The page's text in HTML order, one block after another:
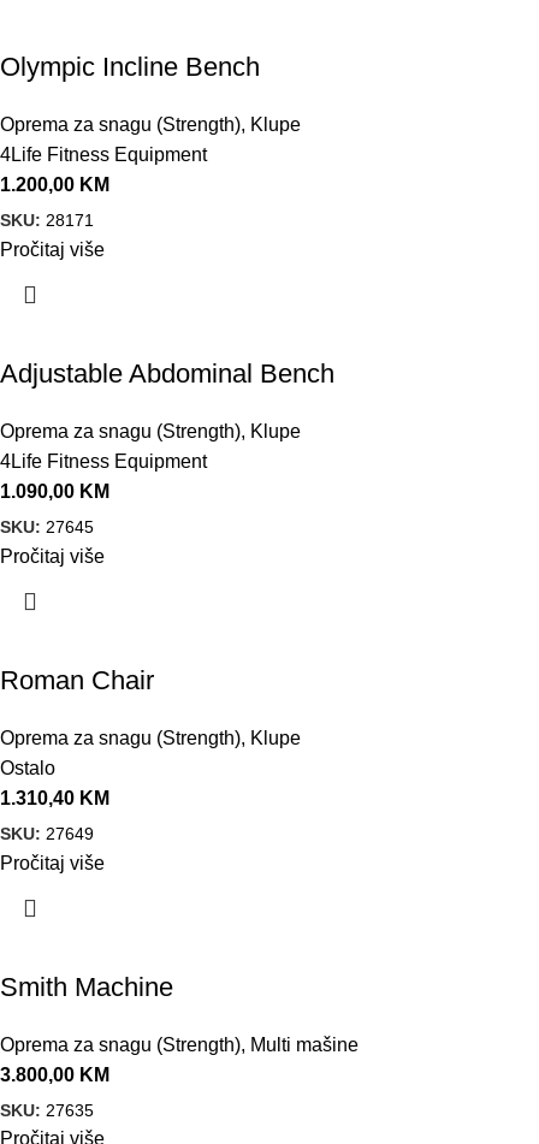
Olympic Incline Bench
Oprema za snagu (Strength), Klupe
4Life Fitness Equipment
1.200,00 KM
SKU: 28171
Pročitaj više
Adjustable Abdominal Bench
Oprema za snagu (Strength), Klupe
4Life Fitness Equipment
1.090,00 KM
SKU: 27645
Pročitaj više
Roman Chair
Oprema za snagu (Strength), Klupe
Ostalo
1.310,40 KM
SKU: 27649
Pročitaj više
Smith Machine
Oprema za snagu (Strength), Multi mašine
3.800,00 KM
SKU: 27635
Pročitaj više